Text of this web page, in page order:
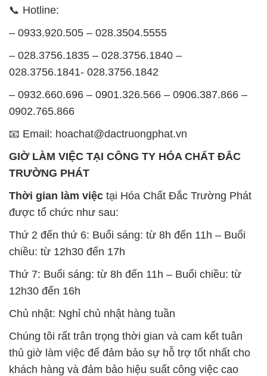
📞 Hotline:
– 0933.920.505 – 028.3504.5555
– 028.3756.1835 – 028.3756.1840 –
028.3756.1841- 028.3756.1842
– 0932.660.696 – 0901.326.566 – 0906.387.866 –
0902.765.866
📧 Email: hoachat@dactruongphat.vn
GIỜ LÀM VIỆC TẠI CÔNG TY HÓA CHẤT ĐẮC
TRƯỜNG PHÁT
Thời gian làm việc tại Hóa Chất Đắc Trường Phát
được tổ chức như sau:
Thứ 2 đến thứ 6: Buổi sáng: từ 8h đến 11h – Buổi
chiều: từ 12h30 đến 17h
Thứ 7: Buổi sáng: từ 8h đến 11h – Buổi chiều: từ
12h30 đến 16h
Chủ nhật: Nghỉ chủ nhật hàng tuần
Chúng tôi rất trân trọng thời gian và cam kết tuân
thủ giờ làm việc để đảm bảo sự hỗ trợ tốt nhất cho
khách hàng và đảm bảo hiệu suất công việc cao